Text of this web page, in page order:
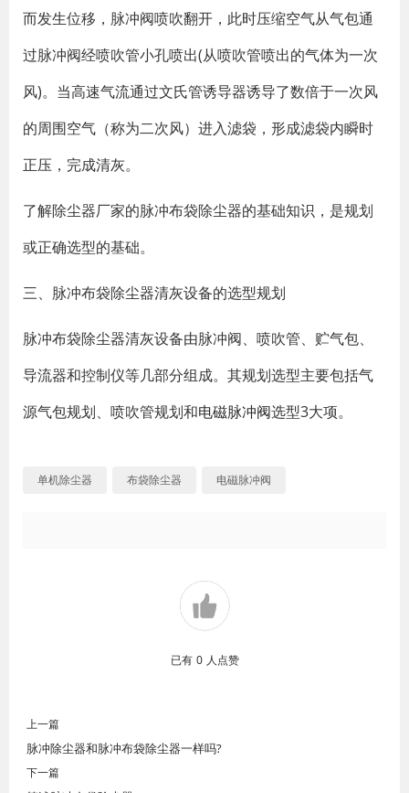
而发生位移，脉冲阀喷吹翻开，此时压缩空气从气包通
过脉冲阀经喷吹管小孔喷出(从喷吹管喷出的气体为一次
风)。当高速气流通过文氏管诱导器诱导了数倍于一次风
的周围空气（称为二次风）进入滤袋，形成滤袋内瞬时
正压，完成清灰。
了解除尘器厂家的脉冲布袋除尘器的基础知识，是规划
或正确选型的基础。
三、脉冲布袋除尘器清灰设备的选型规划
脉冲布袋除尘器清灰设备由脉冲阀、喷吹管、贮气包、
导流器和控制仪等几部分组成。其规划选型主要包括气
源气包规划、喷吹管规划和电磁脉冲阀选型3大项。
单机除尘器 布袋除尘器 电磁脉冲阀
已有 0 人点赞
上一篇
脉冲除尘器和脉冲布袋除尘器一样吗?
下一篇